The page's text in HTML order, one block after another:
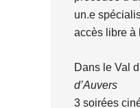
un.e
accès libre à
Dans le Val
d’Auvers
3 soirées